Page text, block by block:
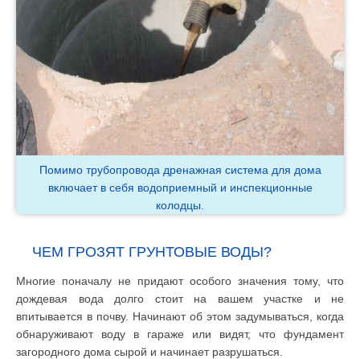
Помимо трубопровода дренажная система для дома
включает в себя водоприемный и инспекционные
колодцы.
ЧЕМ ГРОЗЯТ ГРУНТОВЫЕ ВОДЫ?
Многие поначалу не придают особого значения тому, что
дождевая вода долго стоит на вашем участке и не
впитывается в почву. Начинают об этом задумываться, когда
обнаруживают воду в гараже или видят, что фундамент
загородного дома сырой и начинает разрушаться.